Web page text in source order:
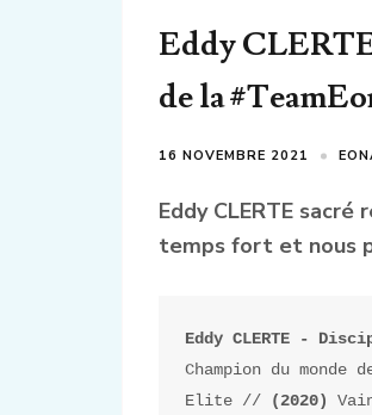
Eddy
de la
16 NOVEMBRE 2021
Eddy CLERTE
temps fort et nous
Eddy CLERTE -
Champion du
Elite //
(2020)